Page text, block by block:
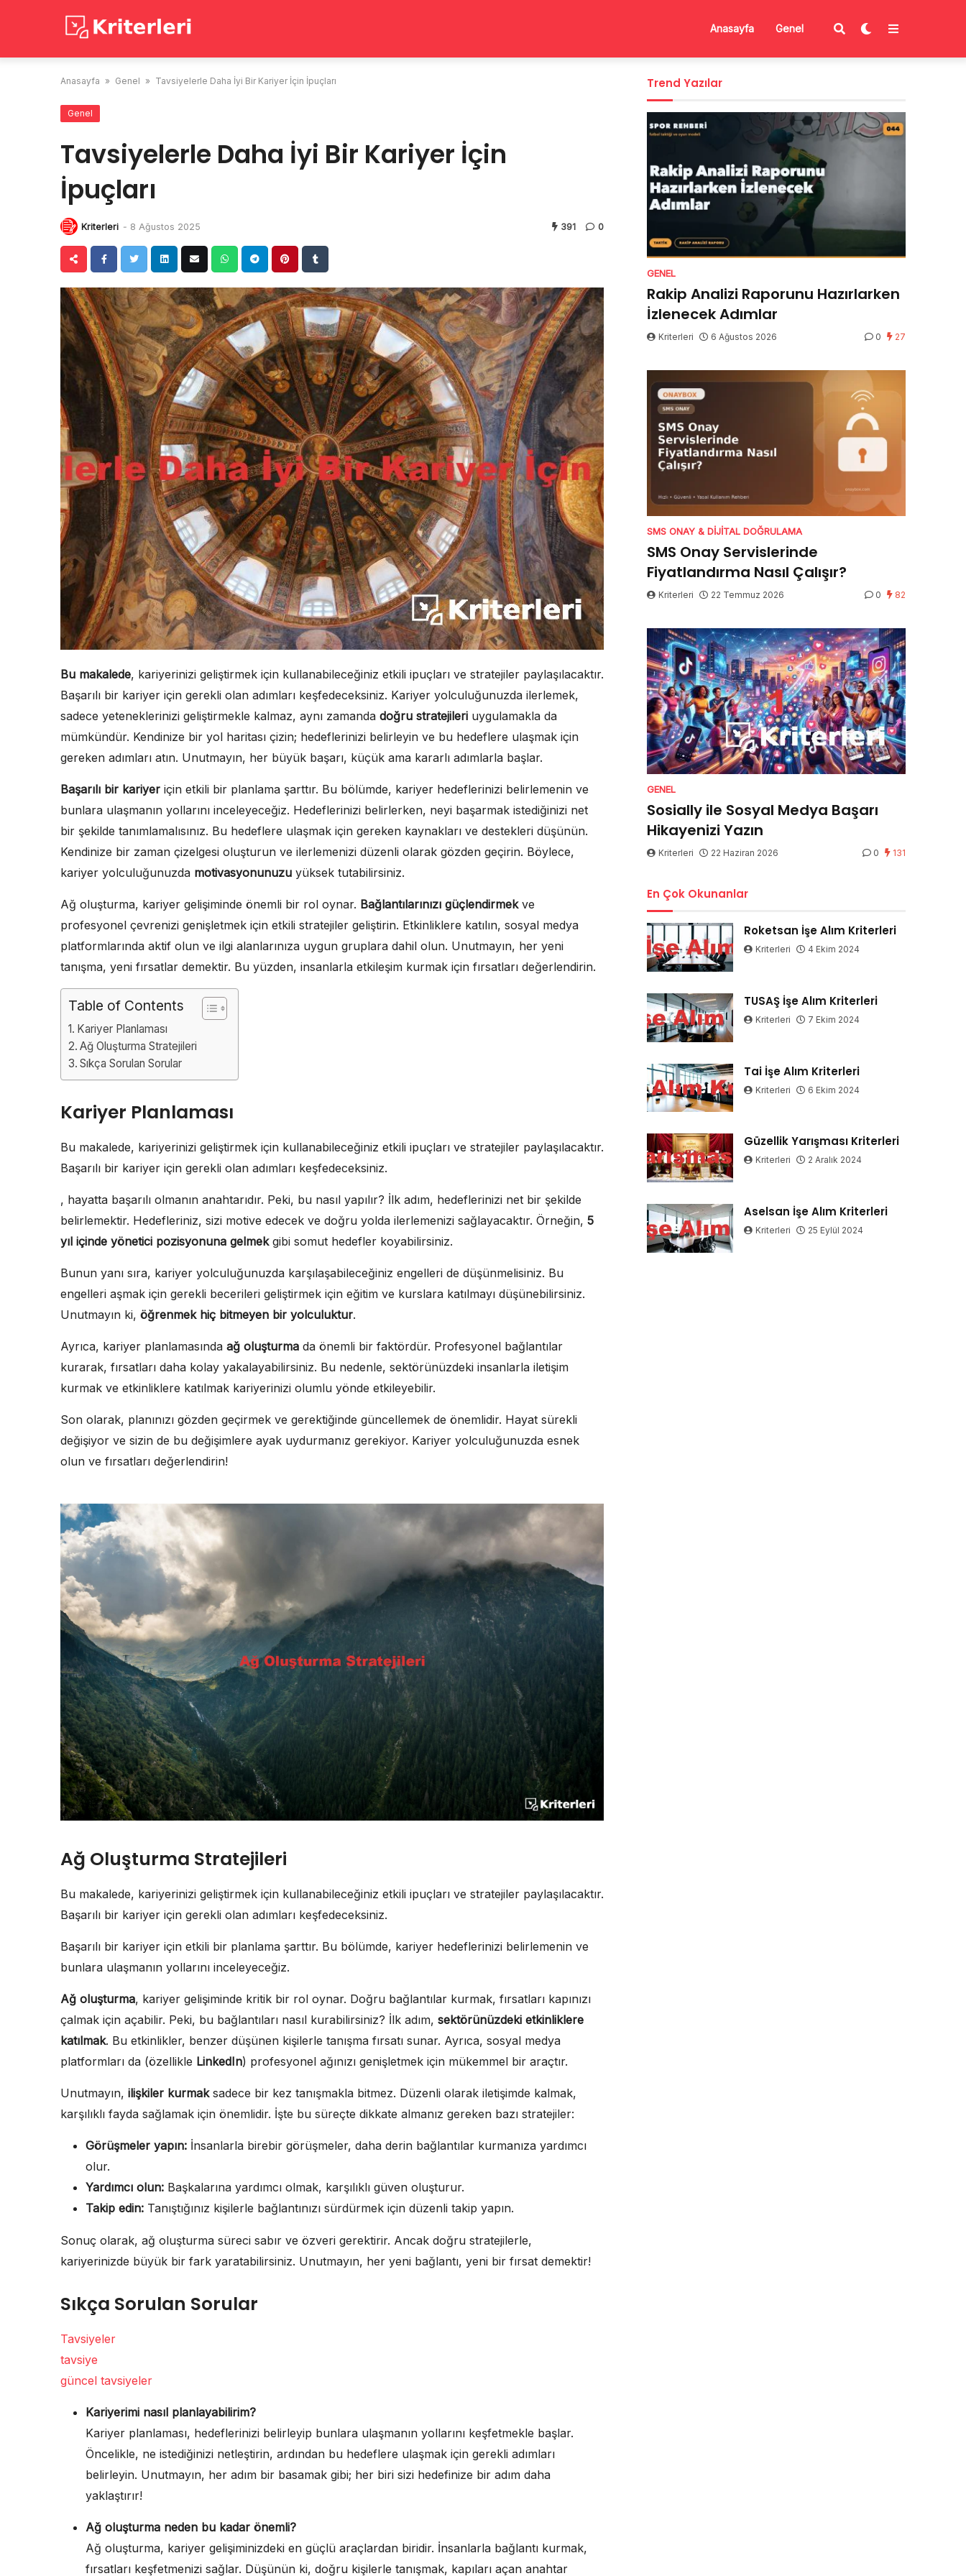
Anasayfa Genel
Anasayfa » Genel » Tavsiyelerle Daha İyi Bir Kariyer İçin İpuçları
Genel
Tavsiyelerle Daha İyi Bir Kariyer İçin
İpuçları
Kriterleri - 8 Ağustos 2025 391 0
Bu makalede, kariyerinizi geliştirmek için kullanabileceğiniz etkili ipuçları ve stratejiler paylaşılacaktır.
Başarılı bir kariyer için gerekli olan adımları keşfedeceksiniz. Kariyer yolculuğunuzda ilerlemek,
sadece yeteneklerinizi geliştirmekle kalmaz, aynı zamanda doğru stratejileri uygulamakla da
mümkündür. Kendinize bir yol haritası çizin; hedeflerinizi belirleyin ve bu hedeflere ulaşmak için
gereken adımları atın. Unutmayın, her büyük başarı, küçük ama kararlı adımlarla başlar.
Başarılı bir kariyer için etkili bir planlama şarttır. Bu bölümde, kariyer hedeflerinizi belirlemenin ve
bunlara ulaşmanın yollarını inceleyeceğiz. Hedeflerinizi belirlerken, neyi başarmak istediğinizi net
bir şekilde tanımlamalısınız. Bu hedeflere ulaşmak için gereken kaynakları ve destekleri düşünün.
Kendinize bir zaman çizelgesi oluşturun ve ilerlemenizi düzenli olarak gözden geçirin. Böylece,
kariyer yolculuğunuzda motivasyonunuzu yüksek tutabilirsiniz.
Ağ oluşturma, kariyer gelişiminde önemli bir rol oynar. Bağlantılarınızı güçlendirmekve
profesyonel çevrenizi genişletmek için etkili stratejiler geliştirin. Etkinliklere katılın, sosyal medya
platformlarında aktif olun ve ilgi alanlarınıza uygun gruplara dahil olun. Unutmayın, her yeni
tanışma, yeni fırsatlar demektir. Bu yüzden, insanlarla etkileşim kurmak için fırsatları değerlendirin.
Table of Contents
Kariyer Planlaması
Ağ Oluşturma Stratejileri
Sıkça Sorulan Sorular
Kariyer Planlaması
Bu makalede, kariyerinizi geliştirmek için kullanabileceğiniz etkili ipuçları ve stratejiler paylaşılacaktır.
Başarılı bir kariyer için gerekli olan adımları keşfedeceksiniz.
, hayatta başarılı olmanın anahtarıdır. Peki, bu nasıl yapılır? İlk adım, hedeflerinizi net bir şekilde
belirlemektir. Hedefleriniz, sizi motive edecek ve doğru yolda ilerlemenizi sağlayacaktır. Örneğin, 5
yıl içinde yönetici pozisyonuna gelmekgibi somut hedefler koyabilirsiniz.
Bunun yanı sıra, kariyer yolculuğunuzda karşılaşabileceğiniz engelleri de düşünmelisiniz. Bu
engelleri aşmak için gerekli becerileri geliştirmek için eğitim ve kurslara katılmayı düşünebilirsiniz.
Unutmayın ki, öğrenmek hiç bitmeyen bir yolculuktur.
Ayrıca, kariyer planlamasında ağ oluşturma da önemli bir faktördür. Profesyonel bağlantılar
kurarak, fırsatları daha kolay yakalayabilirsiniz. Bu nedenle, sektörünüzdeki insanlarla iletişim
kurmak ve etkinliklere katılmak kariyerinizi olumlu yönde etkileyebilir.
Son olarak, planınızı gözden geçirmek ve gerektiğinde güncellemek de önemlidir. Hayat sürekli
değişiyor ve sizin de bu değişimlere ayak uydurmanız gerekiyor. Kariyer yolculuğunuzda esnek
olun ve fırsatları değerlendirin!
Ağ Oluşturma Stratejileri
Bu makalede, kariyerinizi geliştirmek için kullanabileceğiniz etkili ipuçları ve stratejiler paylaşılacaktır.
Başarılı bir kariyer için gerekli olan adımları keşfedeceksiniz.
Başarılı bir kariyer için etkili bir planlama şarttır. Bu bölümde, kariyer hedeflerinizi belirlemenin ve
bunlara ulaşmanın yollarını inceleyeceğiz.
Ağ oluşturma, kariyer gelişiminde kritik bir rol oynar. Doğru bağlantılar kurmak, fırsatları kapınızı
çalmak için açabilir. Peki, bu bağlantıları nasıl kurabilirsiniz? İlk adım, sektörünüzdeki etkinliklere
katılmak. Bu etkinlikler, benzer düşünen kişilerle tanışma fırsatı sunar. Ayrıca, sosyal medya
platformları da (özellikle LinkedIn) profesyonel ağınızı genişletmek için mükemmel bir araçtır.
Unutmayın, ilişkiler kurmaksadece bir kez tanışmakla bitmez. Düzenli olarak iletişimde kalmak,
karşılıklı fayda sağlamak için önemlidir. İşte bu süreçte dikkate almanız gereken bazı stratejiler:
Görüşmeler yapın: İnsanlarla birebir görüşmeler, daha derin bağlantılar kurmanıza yardımcı
olur.
Yardımcı olun: Başkalarına yardımcı olmak, karşılıklı güven oluşturur.
Takip edin: Tanıştığınız kişilerle bağlantınızı sürdürmek için düzenli takip yapın.
Sonuç olarak, ağ oluşturma süreci sabır ve özveri gerektirir. Ancak doğru stratejilerle,
kariyerinizde büyük bir fark yaratabilirsiniz. Unutmayın, her yeni bağlantı, yeni bir fırsat demektir!
Sıkça Sorulan Sorular
Tavsiyeler
tavsiye
güncel tavsiyeler
Kariyerimi nasıl planlayabilirim?
Kariyer planlaması, hedeflerinizi belirleyip bunlara ulaşmanın yollarını keşfetmekle başlar.
Öncelikle, ne istediğinizi netleştirin, ardından bu hedeflere ulaşmak için gerekli adımları
belirleyin. Unutmayın, her adım bir basamak gibi; her biri sizi hedefinize bir adım daha
yaklaştırır!
Ağ oluşturma neden bu kadar önemli?
Ağ oluşturma, kariyer gelişiminizdeki en güçlü araçlardan biridir. İnsanlarla bağlantı kurmak,
fırsatları keşfetmenizi sağlar. Düşünün ki, doğru kişilerle tanışmak, kapıları açan anahtar
Trend Yazılar
GENEL
Rakip Analizi Raporunu Hazırlarken
İzlenecek Adımlar
Kriterleri 6 Ağustos 2026 0 27
SMS ONAY & DIJITAL DOĞRULAMA
SMS Onay Servislerinde
Fiyatlandırma Nasıl Çalışır?
Kriterleri 22 Temmuz 2026 0 82
GENEL
Sosially ile Sosyal Medya Başarı
Hikayenizi Yazın
Kriterleri 22 Haziran 2026 0 131
En Çok Okunanlar
Roketsan İşe Alım Kriterleri
Kriterleri 4 Ekim 2024
TUSAŞ İşe Alım Kriterleri
Kriterleri 7 Ekim 2024
Tai İşe Alım Kriterleri
Kriterleri 6 Ekim 2024
Güzellik Yarışması Kriterleri
Kriterleri 2 Aralık 2024
Aselsan İşe Alım Kriterleri
Kriterleri 25 Eylül 2024